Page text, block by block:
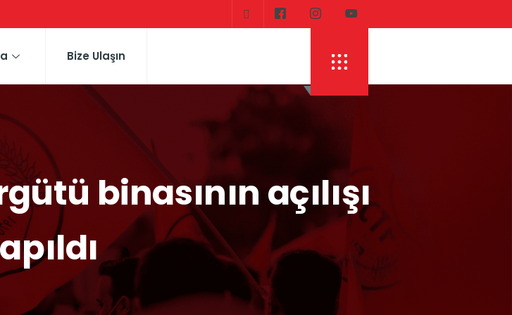
GÜNEY’DEKI YASA EŞDEĞERCIDEN MÜTEAHHIDE HERKESI ... CTP HEYETI, TRAFIK EĞITIM PARKI’NI
Bize Ulaşın
binasının açılışı